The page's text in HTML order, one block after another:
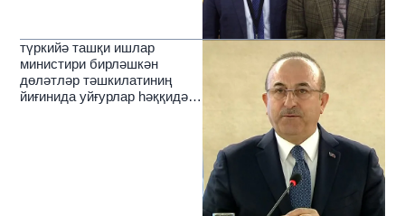
түркийә ташқи ишлар
министири бирләшкән
дөләтләр тәшкилатиниң
йиғинида уйғурлар һәққидә